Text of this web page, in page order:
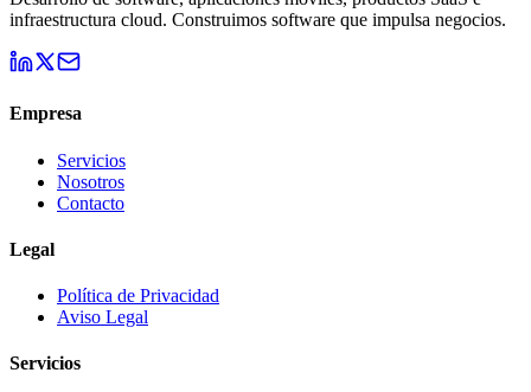
infraestructura cloud. Construimos software que impulsa negocios.
Empresa
Servicios
Nosotros
Contacto
Legal
Política de Privacidad
Aviso Legal
Servicios